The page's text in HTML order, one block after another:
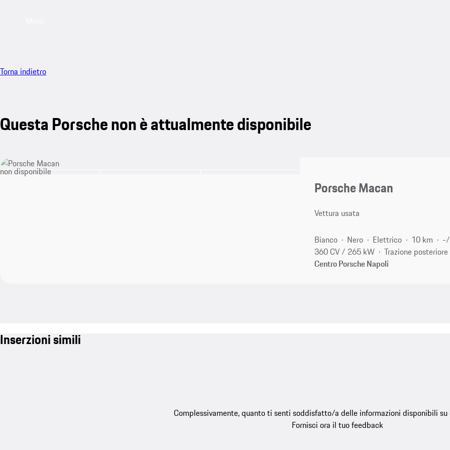
Torna indietro
Questa Porsche non è attualmente disponibile
non disponibile
Porsche Macan
Vettura usata
Bianco Nero Elettrico 10 km
360 CV / 265 kW
Trazione posteriore
Centro Porsche Napoli
Inserzioni simili
Complessivamente, quanto ti senti soddisfatto/a delle informazioni disponibili su
Fornisci ora il tuo feedback